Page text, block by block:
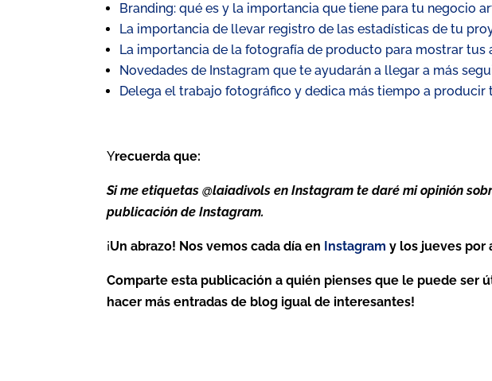
Branding: qué es y la importancia que tiene para tu negocio
La importancia de llevar registro de las estadísticas de tu
La importancia de la fotografía de producto para mostrar tus
Novedades de Instagram que te ayudarán a llegar a más
Delega el trabajo fotográfico y dedica más tiempo a producir
Yrecuerda que:
Si me etiquetas @laiadivols en Instagram te daré mi opinión
publicación de Instagram.
¡Un abrazo! Nos vemos cada día en Instagram y los jueves por
Comparte esta publicación a quién pienses que le puede ser
hacer más entradas de blog igual de interesantes!